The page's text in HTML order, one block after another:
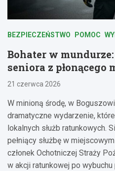
BEZPIECZEŃSTWO POMOC
Bohater w
seniora z płonącego
21 czerwca 2026
W minioną środę, w
dramatyczne wydarzenie,
lokalnych służb ratunkowych.
pełniący służbę w
członek Ochotniczej Straży
w akcji ratunkowej po